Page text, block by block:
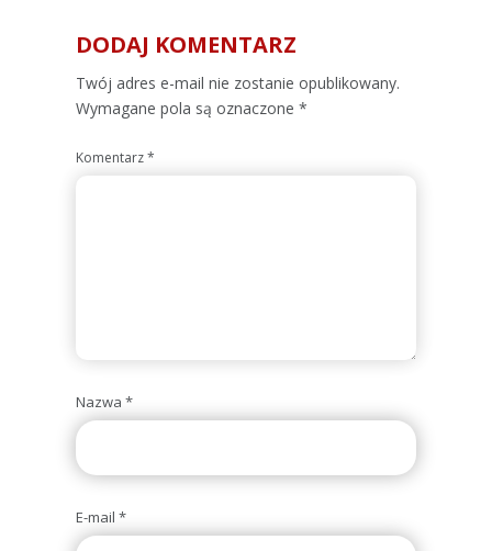
DODAJ KOMENTARZ
Twój adres e-mail nie zostanie opublikowany.
Wymagane pola są oznaczone *
Komentarz*
Nazwa *
E-mail *